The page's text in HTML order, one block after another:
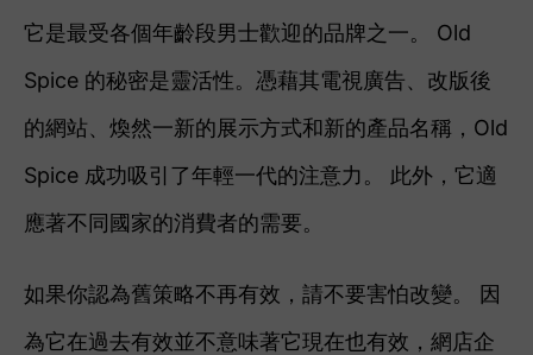
它是最受各個年齡段男士歡迎的品牌之一。 Old
Spice 的秘密是靈活性。憑藉其電視廣告、改版後
的網站、煥然一新的展示方式和新的產品名稱，Old
Spice 成功吸引了年輕一代的注意力。 此外，它適
應著不同國家的消費者的需要。
如果你認為舊策略不再有效，請不要害怕改變。 因
為它在過去有效並不意味著它現在也有效，網店企